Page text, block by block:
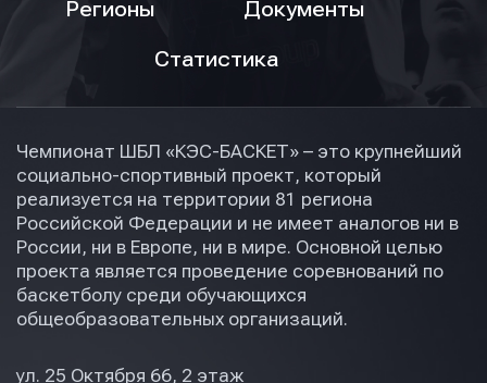
Регионы
Документы
Статистика
Чемпионат ШБЛ «КЭС-БАСКЕТ» – это крупнейший
социально-спортивный проект, который
реализуется на территории 81 региона
Российской Федерации и не имеет аналогов ни в
России, ни в Европе, ни в мире. Основной целью
проекта является проведение соревнований по
баскетболу среди обучающихся
общеобразовательных организаций.
ул. 25 Октября 66, 2 этаж